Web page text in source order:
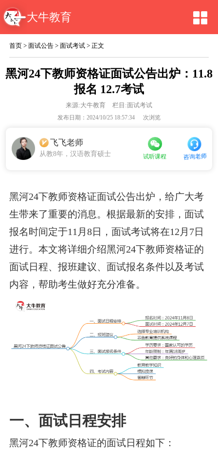
大牛教育
首页 >面试公告 >面试考试 > 正文
黑河24下教师资格证面试公告出炉：11.8
报名 12.7考试
来源:大牛教育 栏目:面试考试
发布日期：2024/10/25 18:57:34 次浏览
飞飞老师
从教8年，汉语教育硕士 试听课程 咨询老师
黑河24下教师资格证面试公告出炉，给广大考
生带来了重要的消息。根据最新的安排，面试
报名时间定于11月8日，面试考试将在12月7日
进行。本文将详细介绍黑河24下教师资格证的
面试日程、报班建议、面试报名条件以及考试
内容，帮助考生做好充分准备。
一、面试日程安排
黑河24下教师资格证的面试日程如下：